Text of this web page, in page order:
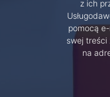
z ich
pomocą
swej treści
na